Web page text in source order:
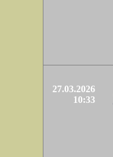
27.03.2026
10:33